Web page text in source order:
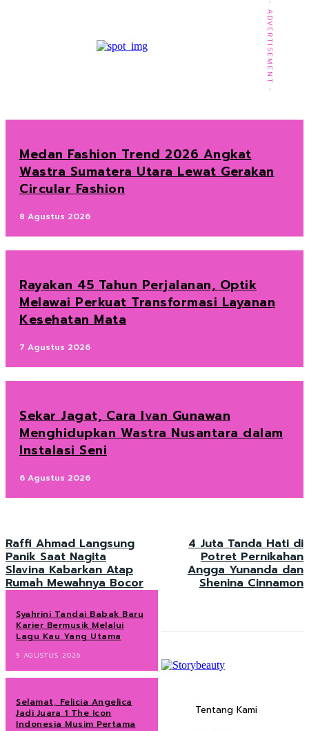
- ADVERTISEMENT -
Medan Fashion Trend 2026 Angkat
Wastra Sumatera Utara Lewat Gerakan
Circular Fashion
8 Agustus 2026
Rayakan 45 Tahun Perjalanan, Optik
Melawai Perkuat Transformasi Layanan
Kesehatan Mata
7 Agustus 2026
Sekar Jagat, Cara Ivan Gunawan
Menghidupkan Wastra Nusantara dalam
Instalasi Seni
6 Agustus 2026
Raffi Ahmad Langsung
Panik Saat Nagita
Slavina Kabarkan Atap
Rumah Mewahnya Bocor
4 Juta Tanda Hati di
Potret Pernikahan
Angga Yunanda dan
Shenina Cinnamon
Syahrini Tandai Babak Baru
Karier Bermusik Melalui
Lagu Kau Yang Utama
9 AGUSTUS 2026
Selamat, Felicia Angelica
Jadi Juara 1 The Icon
Indonesia Musim Pertama
Tentang Kami